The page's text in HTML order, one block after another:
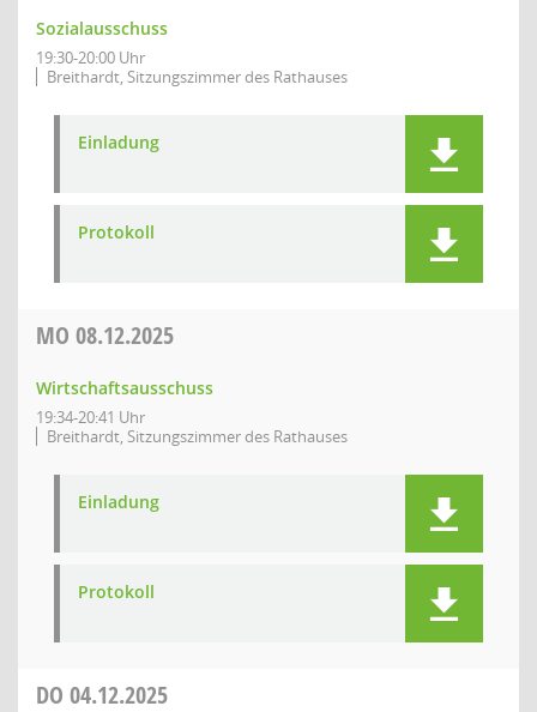
Sozialausschuss
19:30-20:00 Uhr
Breithardt, Sitzungszimmer des Rathauses
Einladung
Protokoll
MO 08.12.2025
Wirtschaftsausschuss
19:34-20:41 Uhr
Breithardt, Sitzungszimmer des Rathauses
Einladung
Protokoll
DO 04.12.2025